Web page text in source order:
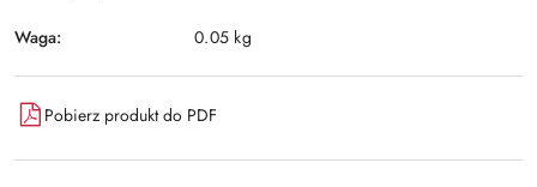
Waga: 0.05 kg
Pobierz produkt do PDF